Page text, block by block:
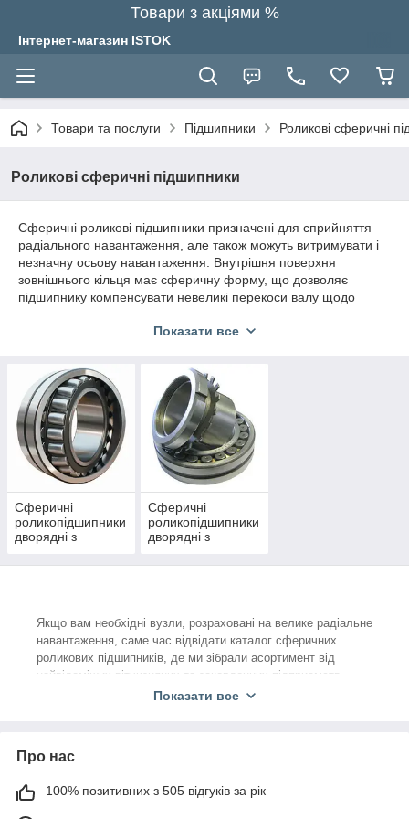
Товари з акціями %
Інтернет-магазин ISTOK
Товари та послуги Підшипники Роликові сферичні
Роликові сферичні підшипники
Сферичні роликові підшипники призначені для сприйняття
радіального навантаження, але також можуть витримувати і
незначну осьову навантаження. Внутрішня поверхня
зовнішнього кільця має сферичну форму, що дозволяє
підшипнику компенсувати невеликі перекоси валу щодо
в межах наявних осьових зазорів. Внутрішнє кільце таких
посадкову поверхню, а сепаратори можуть бути виконані з
різних матеріалів, в залежності від умов експлуатації
підшипника.
Показати все
Сферичні
роликопідшипники
дворядні з
отвором
Сферичні
роликопідшипники
дворядні з
Якщо вам необхідні вузли, розраховані на велике радіальне
навантаження, саме час відвідати каталог сферичних
роликових підшипників, де ми зібрали асортимент від
найвідоміших вітчизняних та закордонних підприємств.
Відносно осьового тиску, тут все не так добре, як з
Внутрішня поверхня зовнішнього кільця зроблена
перекоси вала щодо корпусу. Підкреслимо, що підшипники
Показати все
Про нас
100% позитивних з 505 відгуків за рік